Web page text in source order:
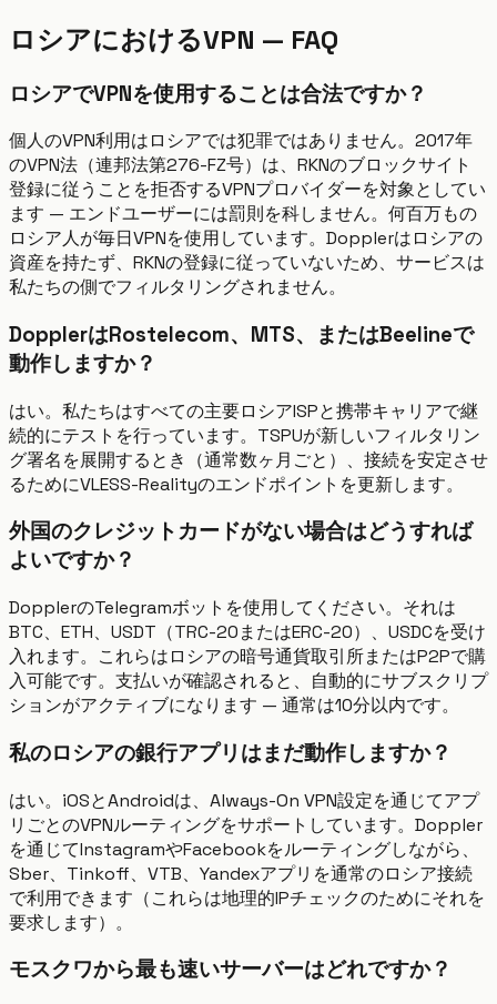
ロシアにおけるVPN — FAQ
ロシアでVPNを使用することは合法ですか？
個人のVPN利用はロシアでは犯罪ではありません。2017年
のVPN法（連邦法第276-FZ号）は、RKNのブロックサイト
登録に従うことを拒否するVPNプロバイダーを対象としてい
ます — エンドユーザーには罰則を科しません。何百万もの
ロシア人が毎日VPNを使用しています。Dopplerはロシアの
資産を持たず、RKNの登録に従っていないため、サービスは
私たちの側でフィルタリングされません。
DopplerはRostelecom、MTS、またはBeelineで
動作しますか？
はい。私たちはすべての主要ロシアISPと携帯キャリアで継
続的にテストを行っています。TSPUが新しいフィルタリン
グ署名を展開するとき（通常数ヶ月ごと）、接続を安定させ
るためにVLESS-Realityのエンドポイントを更新します。
外国のクレジットカードがない場合はどうすれば
よいですか？
DopplerのTelegramボットを使用してください。それは
BTC、ETH、USDT（TRC-20またはERC-20）、USDCを受け
入れます。これらはロシアの暗号通貨取引所またはP2Pで購
入可能です。支払いが確認されると、自動的にサブスクリプ
ションがアクティブになります — 通常は10分以内です。
私のロシアの銀行アプリはまだ動作しますか？
はい。iOSとAndroidは、Always-On VPN設定を通じてアプ
リごとのVPNルーティングをサポートしています。Doppler
を通じてInstagramやFacebookをルーティングしながら、
Sber、Tinkoff、VTB、Yandexアプリを通常のロシア接続
で利用できます（これらは地理的IPチェックのためにそれを
要求します）。
モスクワから最も速いサーバーはどれですか？